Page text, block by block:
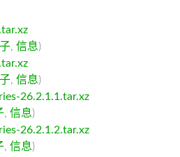
, 信息)
, 信息)
26.2.1.1.tar.xz
, 信息)
26.2.1.2.tar.xz
, 信息)